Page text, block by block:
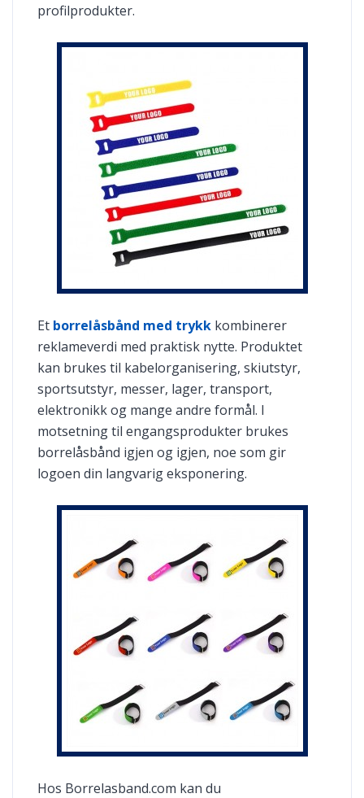
profilprodukter.
Et borrelåsbånd med trykk kombinerer
reklameverdi med praktisk nytte. Produktet
kan brukes til kabelorganisering, skiutstyr,
sportsutstyr, messer, lager, transport,
elektronikk og mange andre formål. I
motsetning til engangsprodukter brukes
borrelåsbånd igjen og igjen, noe som gir
logoen din langvarig eksponering.
Hos Borrelasband.com kan du